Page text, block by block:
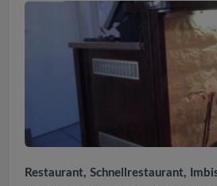
Restaurant, Schnellrestaurant,